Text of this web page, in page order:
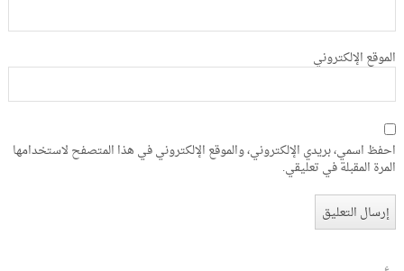
الموقع الإلكتروني
احفظ اسمي، بريدي الإلكتروني، والموقع الإلكتروني في هذا المتصفح لاستخدامها
المرة المقبلة في تعليقي.